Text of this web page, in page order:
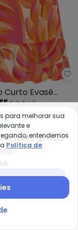
(Preto) com
Curto Evasê
com Babado
R$ 179,00
R$ 40,27semjuros
+ frete grátis
para melhorar sua
e
entendemos
Política de